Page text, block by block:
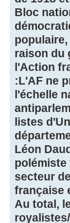
Bloc
raison du
l'Action
:L'AF ne
l'échelle
listes
Léon
polémiste
secteur
française
Au total,